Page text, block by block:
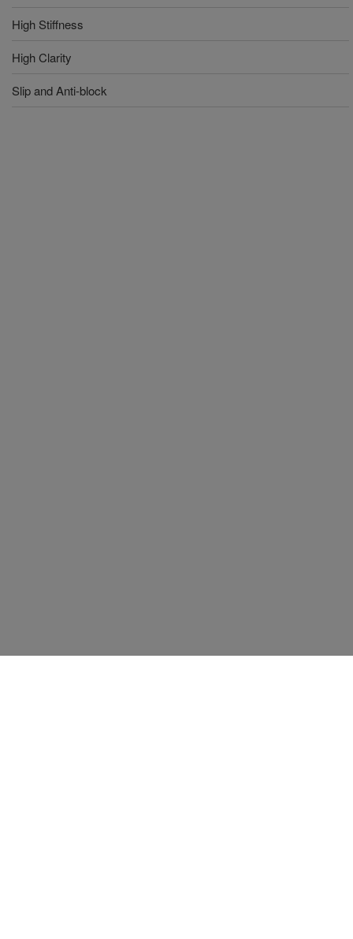
High Stiffness
High Clarity
Slip and Anti-block